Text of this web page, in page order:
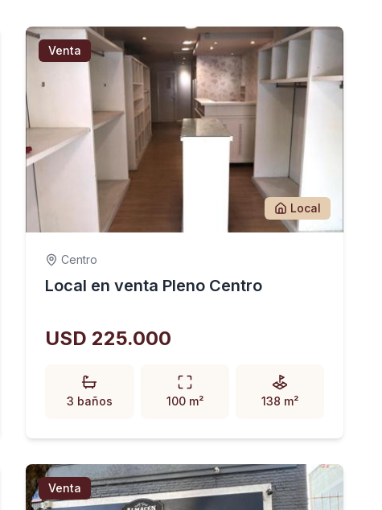
Venta
Local
Centro
Local en venta Pleno Centro
USD 225.000
3 baños 100 m² 138 m²
Venta